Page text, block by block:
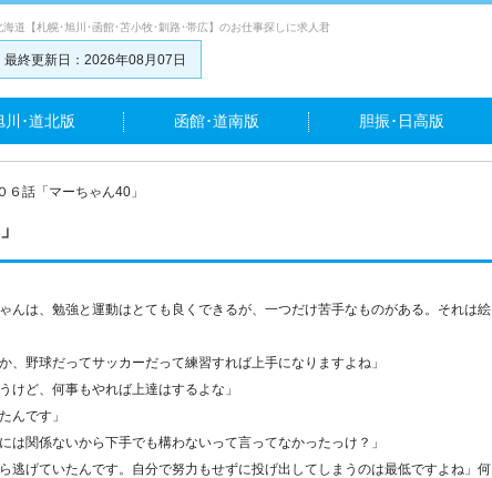
海道【札幌･旭川･函館･苫小牧･釧路･帯広】のお仕事探しに求人君
最終更新日：2026年08月07日
川･道北版 函館･道南版 胆振･日高版
６話「マーちゃん40」
んは、勉強と運動はとても良くできるが、一つだけ苦手なものがある。それは絵
、野球だってサッカーだって練習すれば上手になりますよね」
けど、何事もやれば上達はするよな」
んです」
は関係ないから下手でも構わないって言ってなかったっけ？」
逃げていたんです。自分で努力もせずに投げ出してしまうのは最低ですよね」何